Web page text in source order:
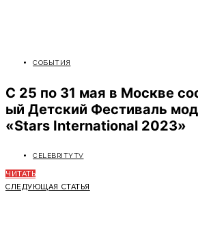
СОБЫТИЯ
C 25 по 31 мая в Москве
ый Детский Фестиваль
«Stars International 2023»
CELEBRITYTV
ЧИТАТЬ
СЛЕДУЮЩАЯ СТАТЬЯ